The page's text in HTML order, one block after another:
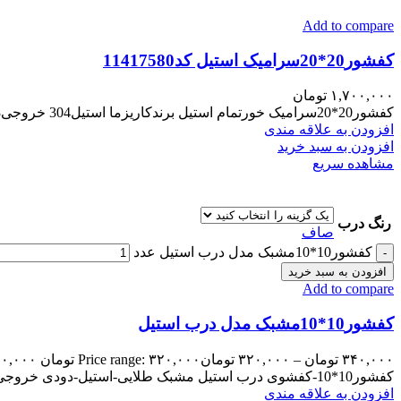
Add to compare
کفشور20*20سرامیک استیل کد11417580
۱,۷۰۰,۰۰۰ تومان
کفشور20*20سرامیک خورتمام استیل برندکاریزما استیل304 خروجی8 استیل مات درب دومنظوره مناسب تمام فضاها و….
افزودن به علاقه مندی
افزودن به سبد خرید
مشاهده سریع
رنگ درب
صاف
کفشور10*10مشبک مدل درب استیل عدد
افزودن به سبد خرید
Add to compare
کفشور10*10مشبک مدل درب استیل
۳۴۰,۰۰۰ تومان – ۳۲۰,۰۰۰ تومان Price range: ۳۲۰,۰۰۰ تومان through ۳۴۰,۰۰۰ تومان
کفشور10*10-کفشوی درب استیل مشبک طلایی-استیل-دودی خروجی مرکز خروجی5cm بدنه ABS مناسب حمام-سرویس توالت-آشپزخانه و…
افزودن به علاقه مندی